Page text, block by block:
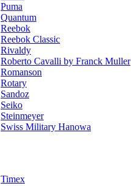
Puma
Quantum
Reebok
Reebok Classic
Rivaldy
Roberto Cavalli by Franck Muller
Romanson
Rotary
Sandoz
Seiko
Steinmeyer
Swiss Military Hanowa
Timex